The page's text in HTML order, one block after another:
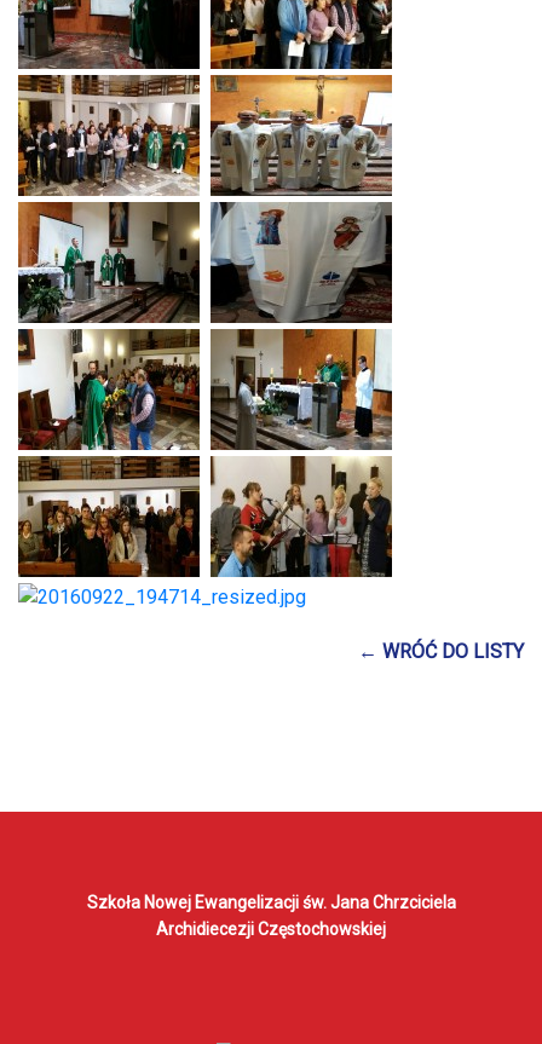
← WRÓĆ DO LISTY
Szkoła Nowej Ewangelizacjiśw. Jana Chrzciciela
Archidiecezji Częstochowskiej